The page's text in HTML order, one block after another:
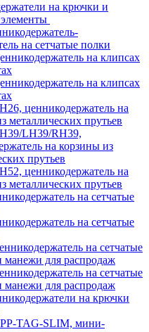
на крючки и
на сетчатые полки
на клипсах
на клипсах
ценникодержатель на
металлических прутьев
LH39/RH39,
на корзины из
прутьев
ценникодержатель на
металлических прутьев
на сетчатые
на сетчатые
на сетчатые
манежи для распродаж
на сетчатые
манежи для распродаж
на крючки
TAG-SLIM, мини-